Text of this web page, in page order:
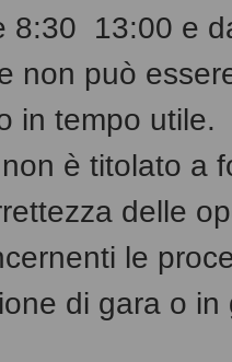
 13:00 e
non può
in tempo utile.
è titolato a
delle
le
di gara o